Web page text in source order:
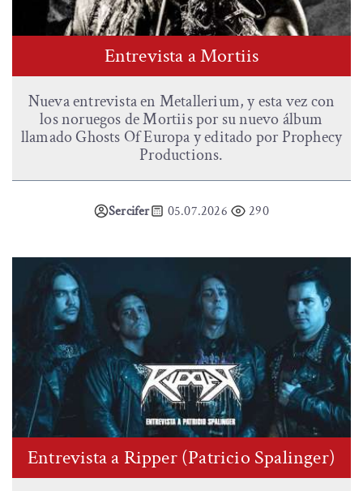
Entrevista a Mortiis
Nueva entrevista en Metallerium, y esta vez con
los noruegos de Mortiis por su nuevo álbum
llamado Ghosts Of Europa y editado por Prophecy
Productions.
Sercifer 05.07.2026 290
Entrevista a Ripper (Patricio Spalinger)